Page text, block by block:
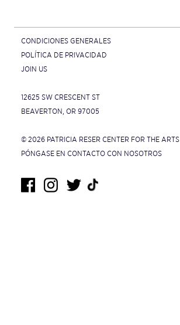
CONDICIONES GENERALES
POLÍTICA DE PRIVACIDAD
JOIN US
12625 SW CRESCENT ST
BEAVERTON, OR 97005
© 2026 PATRICIA RESER CENTER FOR THE ARTS
PÓNGASE EN CONTACTO CON NOSOTROS